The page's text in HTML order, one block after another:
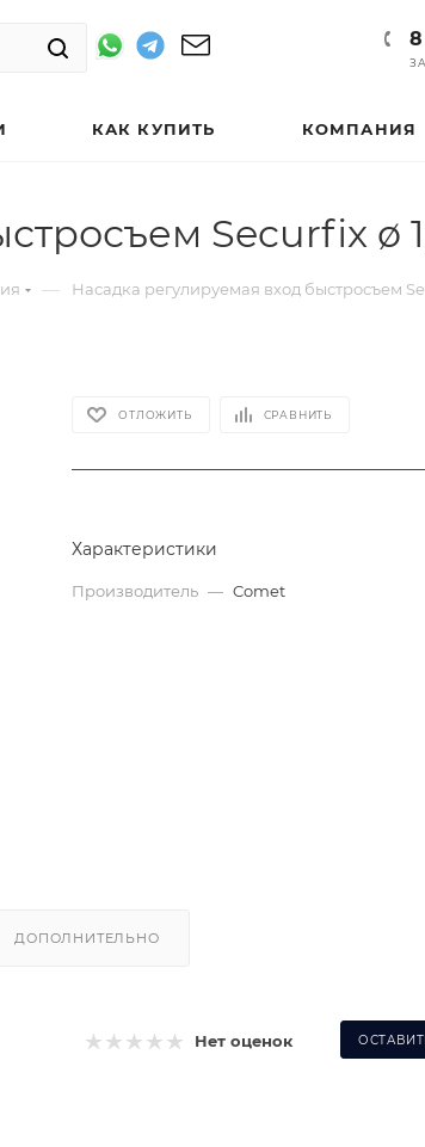
КАК КУПИТЬ КОМПАНИЯ
Securfix ø
— Насадка регулируемая вход быстросъем
ОТЛОЖИТЬ СРАВНИТЬ
Характеристики
Производитель — Comet
ДОПОЛНИТЕЛЬНО
Нет оценок